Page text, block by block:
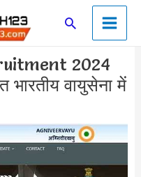
SearchMain
Menu
2024
भारतीय वायुसेना में